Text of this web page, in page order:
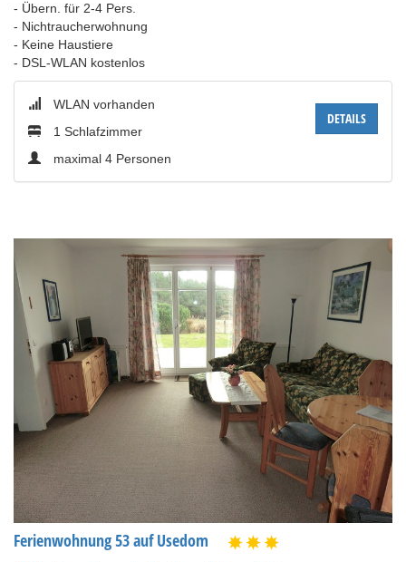
- Übern. für 2-4 Pers.
- Nichtraucherwohnung
- Keine Haustiere
- DSL-WLAN kostenlos
DETAILS
WLAN vorhanden
1 Schlafzimmer
maximal 4 Personen
Ferienwohnung 53 auf Usedom